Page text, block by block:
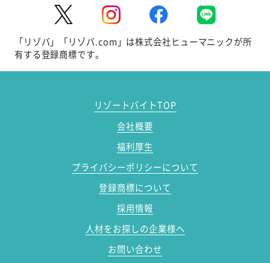
「リゾバ」「リゾバ.com」は株式会社ヒューマニックが所
有する登録商標です。
リゾートバイトTOP
会社概要
福利厚生
プライバシーポリシーについて
登録商標について
採用情報
人材をお探しの企業様へ
お問い合わせ